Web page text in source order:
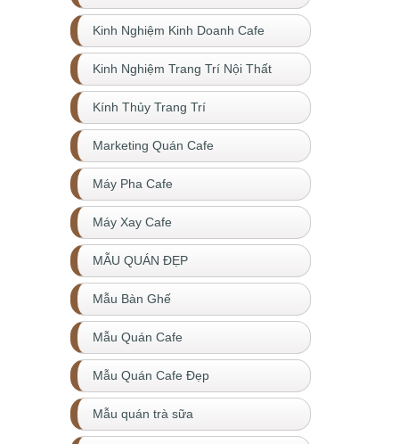
Kinh Nghiệm Kinh Doanh Cafe
Kinh Nghiệm Trang Trí Nội Thất
Kính Thủy Trang Trí
Marketing Quán Cafe
Máy Pha Cafe
Máy Xay Cafe
MẪU QUÁN ĐẸP
Mẫu Bàn Ghế
Mẫu Quán Cafe
Mẫu Quán Cafe Đẹp
Mẫu quán trà sữa